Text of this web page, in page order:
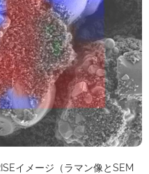
イメージ（ラマン像とSEM